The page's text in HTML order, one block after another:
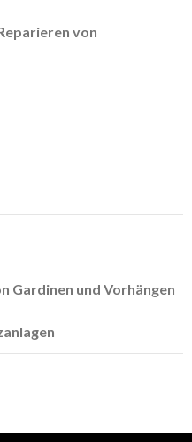
von
Gardinen und Vorhängen